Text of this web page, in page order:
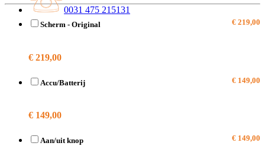
0031 475 215131
Scherm - Original € 219,00
€ 219,00
Accu/Batterij € 149,00
€ 149,00
Aan/uit knop € 149,00